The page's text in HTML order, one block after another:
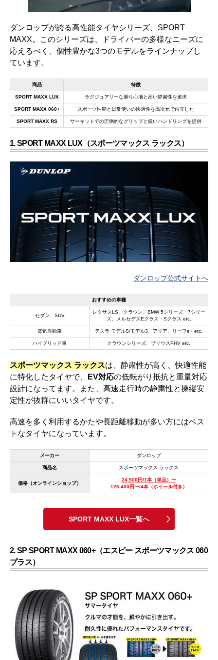
ダンロップが誇る高性能タイヤシリーズ、SPORT
MAXX。このシリーズは、ドライバーの多様なニーズに
応えるべく、個性豊かな3つのモデルをラインナップし
ています。
商品 特徴
SPORT MAXX LUX ラグジュアリーな乗り心地と高い静粛性を追求
SPORT MAXX 060+ スポーツ性能と日常使いの快適性を高次元で両立した
SPORT MAXX RS サーキットでの圧倒的なグリップと鋭いハンドリングを提供
1. SPORT MAXX LUX（スポーツマックス ラックス）
ダンロップ公式サイトへ
おすすめの車種
セダン、SUV
レクサスLS、クラウン、BMW 5シリーズ・7シリー
ズ、メルセデスEクラス・Sクラス etc.
電気自動車 テスラ モデルS/モデル3、アリア、リーフe+ etc.
ハイブリッド車 クラウンシリーズ、プリウスPHV etc.
スポーツマックス ラックスは、静粛性が高く、快適性能
に特化したタイヤで、
EV対応の低転がり抵抗と重量対応
設計になってます。また、高速走行時の静粛性と操縦安
定性が抜群にいいタイヤです。
高速を多く利用するかたや長距離移動が多い方にはベス
トなタイヤになっています。
メーカー ダンロップ
商品名 スポーツマックス ラックス
価格（オンラインショップ）
24,500円/1本（単品）〜
126,400円〜/4本（ホイール付き）
SPORT MAXX LUX一覧へ
2. SP SPORT MAXX 060+（エスピー スポーツマックス 060
プラス）